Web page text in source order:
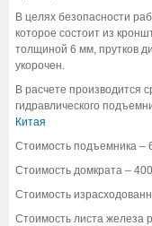
В целях безопасности
которое состоит из
толщиной 6 мм, прутков
укорочен.
В расчете производится
гидравлического
Китая
Стоимость подъемника –
Стоимость домкрата –
Стоимость
Стоимость листа железа